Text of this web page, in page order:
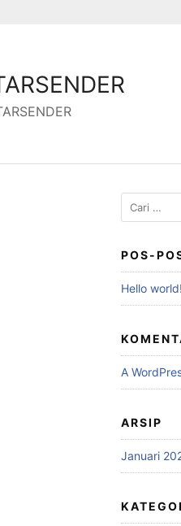
Cari
untuk:
POS-
Hello
A
ARSIP
Januari